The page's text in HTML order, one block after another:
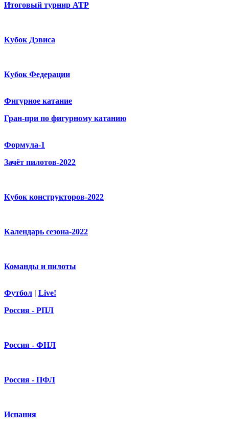
Итоговый турнир ATP
Кубок Дэвиса
Кубок Федерации
Фигурное катание
Гран-при по фигурному катанию
Формула-1
Зачёт пилотов-2022
Кубок конструкторов-2022
Календарь сезона-2022
Команды и пилоты
Футбол | Live!
Россия - РПЛ
Россия - ФНЛ
Россия - ПФЛ
Испания